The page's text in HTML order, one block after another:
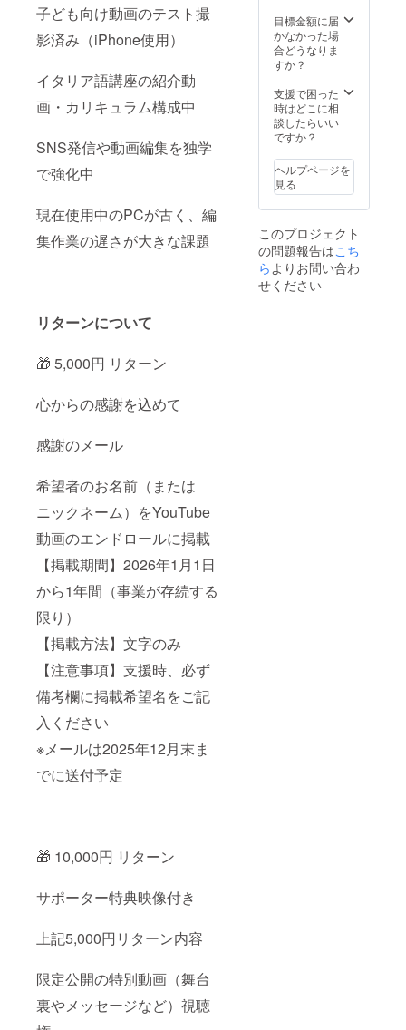
子ども向け動画のテスト撮
影済み（iPhone使用）
イタリア語講座の紹介動
画・カリキュラム構成中
SNS発信や動画編集を独学
で強化中
現在使用中のPCが古く、編
集作業の遅さが大きな課題
リターンについて
🎁 5,000円 リターン
心からの感謝を込めて
感謝のメール
希望者のお名前（または
ニックネーム）をYouTube
動画のエンドロールに掲載
【掲載期間】2026年1月1日
から1年間（事業が存続する
限り）
【掲載方法】文字のみ
【注意事項】支援時、必ず
備考欄に掲載希望名をご記
入ください
※メールは2025年12月末ま
でに送付予定
🎁 10,000円 リターン
サポーター特典映像付き
上記5,000円リターン内容
限定公開の特別動画（舞台
裏やメッセージなど）視聴
でのお
礼ミー
ティン
間） ※
この
Zoom交
流は
ス提供
ではな
く、感
謝の気
お伝え
するた
めのも
ので
す。
介 ・サ
イト内
または
特設
にて
「特別
サポー
ター」
お名前
（また
はロ
ゴ）を
【掲載
につい
て】 ・
掲載場
所：
デオ
メッ
セージ
または
でのお
礼ミー
ティン
グ（約
間） ・
ご希望
の方
は、感
ペシャ
ルメッ
セージ
をSNS
で個別
目標金額に届
かなかった場
合どうなりま
すか？
支援で困った
時はどこに相
談したらいい
ですか？
ヘルプページを
見る
このプロジェクト
の問題報告はこち
ら よりお問い合わ
せください